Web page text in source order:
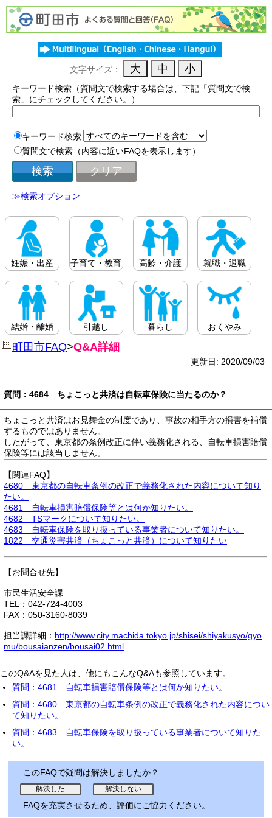
文字サイズ：
キーワード検索（質問文で検索する場合は、下記「質問文で検
索」にチェックしてください。）
キーワード検索
質問文で検索（内容に近いFAQを表示します）
≫検索オプション
妊娠・出産 子育て・教育 高齢・介護 就職・退職
結婚・離婚 引越し 暮らし おくやみ
町田市FAQ>Q&A詳細
更新日: 2020/09/03
質問：4684 ちょこっと共済は自転車保険に当たるのか？
ちょこっと共済はお見舞金の制度であり、事故の相手方の損害を補償
するものではありません。
したがって、東京都の条例改正に伴い義務化される、自転車損害賠償
保険等には該当しません。
【関連FAQ】
4680 東京都の自転車条例の改正で義務化された内容について知り
たい。
4681 自転車損害賠償保険等とは何か知りたい。
4682 TSマークについて知りたい。
4683 自転車保険を取り扱っている事業者について知りたい。
1822 交通災害共済（ちょこっと共済）について知りたい
【お問合せ先】
市民生活安全課
TEL：042-724-4003
FAX：050-3160-8039
担当課詳細： http://www.city.machida.tokyo.jp/shisei/shiyakusyo/gyo
mu/bousaianzen/bousai02.html
このQ&Aを見た人は、他にもこんなQ&Aも参照しています。
質問：4681 自転車損害賠償保険等とは何か知りたい。
質問：4680 東京都の自転車条例の改正で義務化された内容につい
て知りたい。
質問：4683 自転車保険を取り扱っている事業者について知りた
い。
このFAQで疑問は解決しましたか？
FAQを充実させるため、評価にご協力ください。